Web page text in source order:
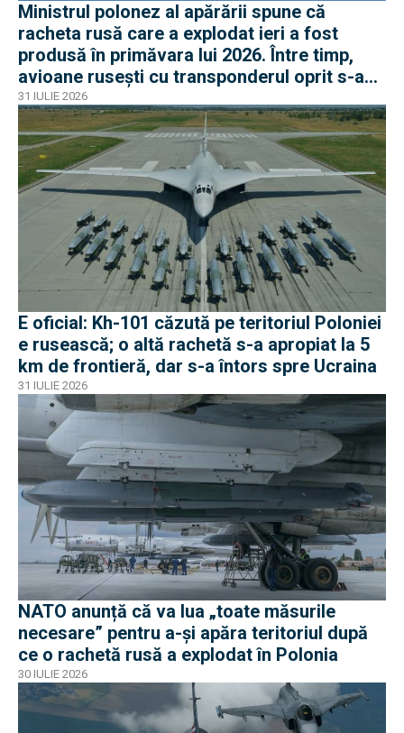
Ministrul polonez al apărării spune că
racheta rusă care a explodat ieri a fost
produsă în primăvara lui 2026. Între timp,
avioane rusești cu transponderul oprit s-au
apropiat de frontiera Poloniei
31 IULIE 2026
E oficial: Kh-101 căzută pe teritoriul Poloniei
e rusească; o altă rachetă s-a apropiat la 5
km de frontieră, dar s-a întors spre Ucraina
31 IULIE 2026
NATO anunță că va lua „toate măsurile
necesare” pentru a-și apăra teritoriul după
ce o rachetă rusă a explodat în Polonia
30 IULIE 2026